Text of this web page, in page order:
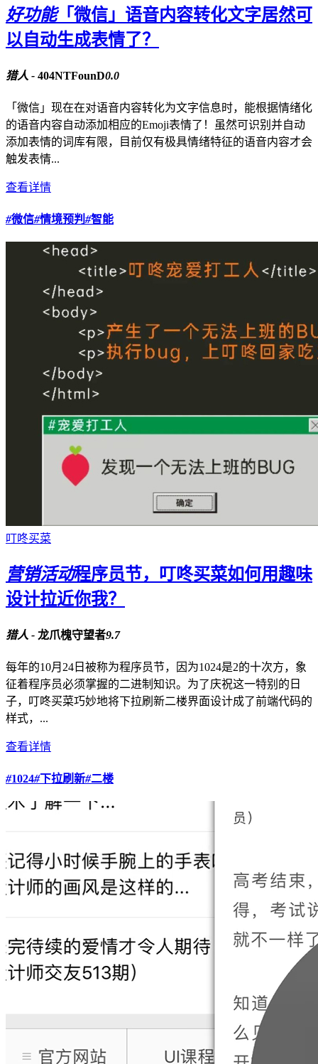
好功能「微信」语音内容转化文字居然可
以自动生成表情了？
猎人 - 404NTFounD0.0
「微信」现在在对语音内容转化为文字信息时，能根据情绪化
的语音内容自动添加相应的Emoji表情了！虽然可识别并自动
添加表情的词库有限，目前仅有极具情绪特征的语音内容才会
触发表情...
查看详情
#微信#情境预判 #智能
叮咚买菜
营销活动程序员节，叮咚买菜如何用趣味
设计拉近你我？
猎人 - 龙爪槐守望者9.7
每年的10月24日被称为程序员节，因为1024是2的十次方，象
征着程序员必须掌握的二进制知识。为了庆祝这一特别的日
子，叮咚买菜巧妙地将下拉刷新二楼界面设计成了前端代码的
样式，...
查看详情
#1024#下拉刷新#二楼